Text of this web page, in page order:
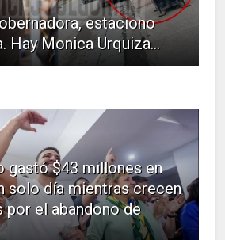
estaciono
Hay Monica Urquiza...
gastó $43 millones en
solo día mientras crecen
el abandono de